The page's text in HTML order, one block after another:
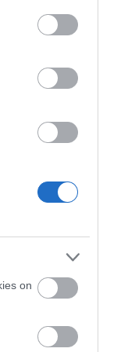
on
média-
a
Éva és
egyben
az
tördelt
Hát a